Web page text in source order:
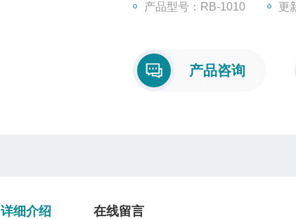
产品型号：RB-1010
更
产品咨询
详细介绍 在线留言